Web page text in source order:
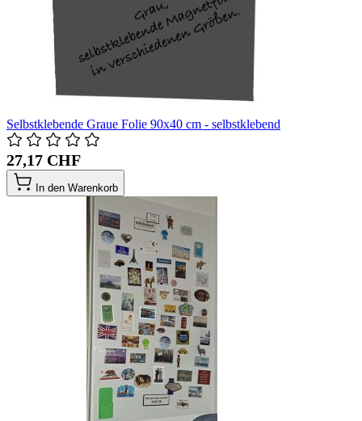
Selbstklebende Graue Folie 90x40 cm - selbstklebend
27,17 CHF
In den Warenkorb